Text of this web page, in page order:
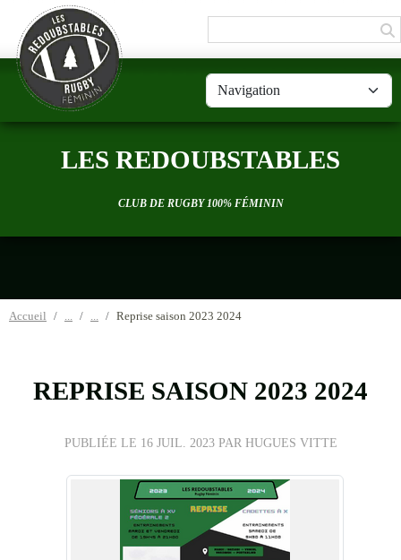
LES REDOUBSTABLES
CLUB DE RUGBY 100% FÉMININ
Accueil Reprise saison 2023 2024
REPRISE SAISON 2023 2024
PUBLIÉE LE 16 JUIL. 2023PAR HUGUES VITTE
Panneau de gestion des cookies